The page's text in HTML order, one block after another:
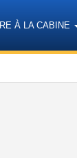
À LA CABINE